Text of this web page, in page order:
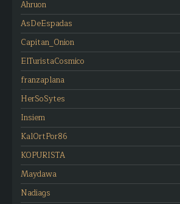
Ahruon
AsDeEspadas
Capitan_Onion
ElTuristaCosmico
franzaplana
HerSoSytes
Insiem
KalOrtPor86
KOPURISTA
Maydawa
Nadiags